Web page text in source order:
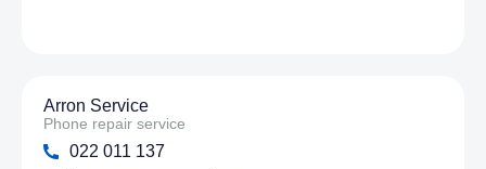
Arron Service
Phone repair service
022 011 137